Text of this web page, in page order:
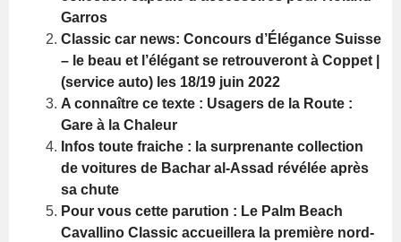
Garros
Classic car news: Concours d’Élégance Suisse
– le beau et l’élégant se retrouveront à Coppet |
(service auto) les 18/19 juin 2022
A connaître ce texte : Usagers de la Route :
Gare à la Chaleur
Infos toute fraiche : la surprenante collection
de voitures de Bachar al-Assad révélée après
sa chute
Pour vous cette parution : Le Palm Beach
Cavallino Classic accueillera la première nord-